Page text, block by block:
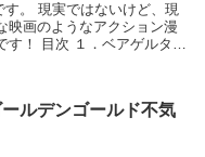
ど、現
映画のようなアクション漫
ルター
ルデンゴールド不気